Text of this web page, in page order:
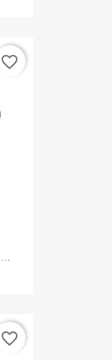
favorite_border
favorite_border